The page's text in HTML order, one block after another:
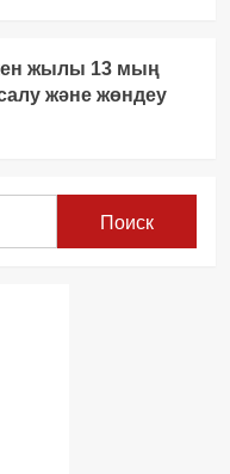
жылы 13 мың
және жөндеу